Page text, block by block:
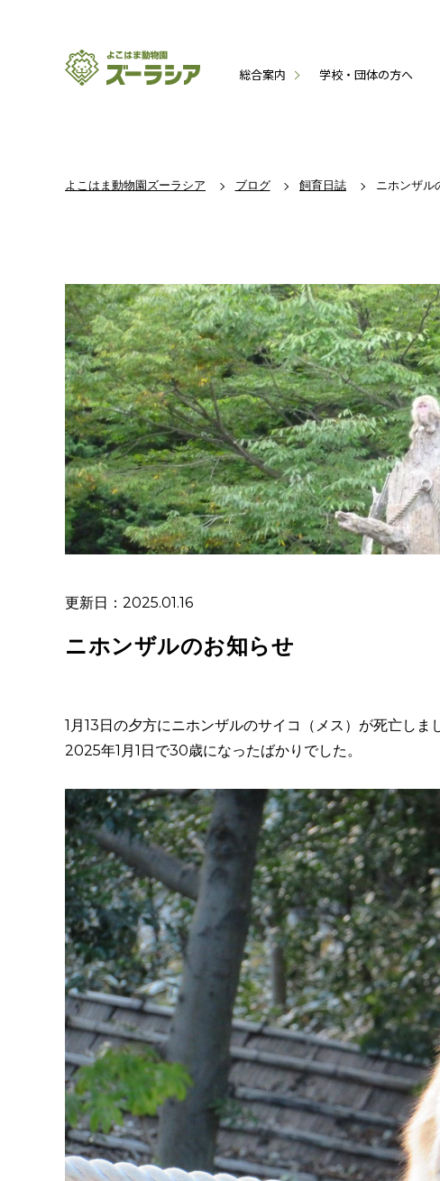
総合案内 学校・団体の方へ
よこはま動物園ズーラシア ブログ 飼育日誌 ニホンザル
更新日：2025.01.16
ニホンザルのお知らせ
1月13日の夕方にニホンザルのサイコ（メス）が死亡しま
2025年1月1日で30歳になったばかりでした。